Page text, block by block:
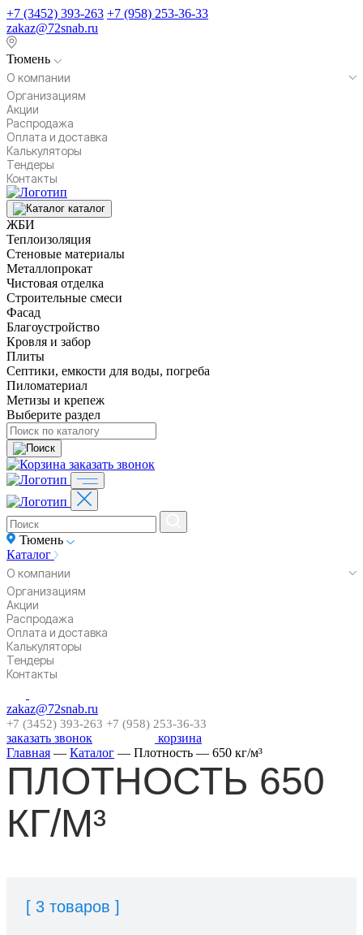
+7 (3452) 393-263 +7 (958) 253-36-33
zakaz@72snab.ru
Тюмень
О компании
Организациям
Акции
Распродажа
Оплата и доставка
Калькуляторы
Тендеры
Контакты
каталог
ЖБИ
Теплоизоляция
Стеновые материалы
Металлопрокат
Чистовая отделка
Строительные смеси
Фасад
Благоустройство
Кровля и забор
Плиты
Септики, емкости для воды, погреба
Пиломатериал
Метизы и крепеж
Выберите раздел
заказать звонок
Тюмень
Каталог
О компании
Организациям
Акции
Распродажа
Оплата и доставка
Калькуляторы
Тендеры
Контакты
zakaz@72snab.ru
+7 (3452) 393-263 +7 (958) 253-36-33
заказать звонок
корзина
Главная — Каталог — Плотность — 650 кг/м³
ПЛОТНОСТЬ 650
КГ/М³
[ 3 товаров ]